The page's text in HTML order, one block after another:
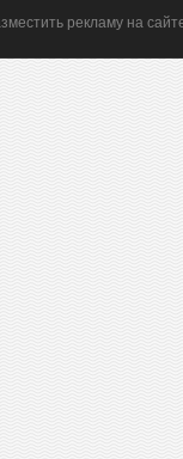
рекламу на